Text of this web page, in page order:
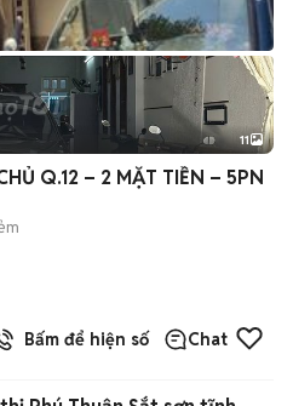
+2
11
Q.12 – 2 MẶT TIỀN – 5PN
Bấm để hiện số Chat